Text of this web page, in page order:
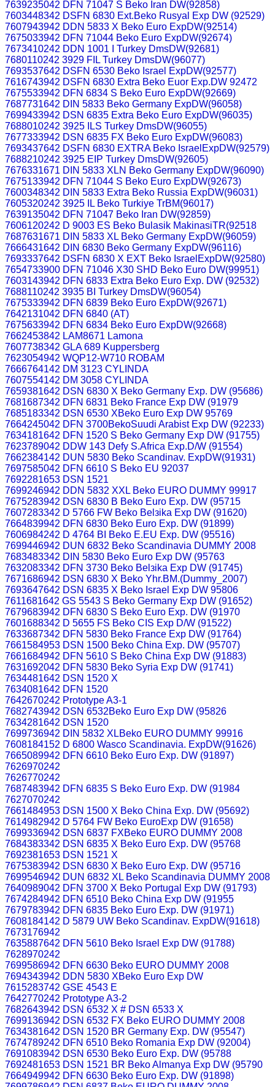
7639235042 DFN 71047 S Beko Iran DW(92858)
7603448342 DSFN 6830 Ext.Beko Rusyal Exp DW (92529)
7607943942 DDN 5833 X Beko Euro ExpDW(92514)
7675033942 DFN 71044 Beko Euro ExpDW(92674)
7673410242 DDN 1001 I Turkey DmsDW(92681)
7680110242 3929 FIL Turkey DmsDW(96077)
7693537642 DSFN 6530 Beko Israel ExpDW(92577)
7616743942 DSFN 6830 Extra Beko Euor Exp.DW 92472
7675533942 DFN 6834 S Beko Euro ExpDW(92669)
7687731642 DIN 5833 Beko Germany ExpDW(96058)
7699433942 DSN 6835 Extra Beko Euro ExpDW(96035)
7688010242 3925 ILS Turkey DmsDW(96055)
7677333942 DSN 6835 FX Beko Euro ExpDW(96083)
7693437642 DSFN 6830 EXTRA Beko IsraelExpDW(92579)
7688210242 3925 EIP Turkey DmsDW(92605)
7676331671 DIN 5833 XLN Beko Germany ExpDW(96090)
7675133942 DFN 71044 S Beko Euro ExpDW(92673)
7600348342 DIN 5833 Extra Beko Russia ExpDW(96031)
7605320242 3925 IL Beko Turkiye TrBM(96017)
7639135042 DFN 71047 Beko Iran DW(92859)
7606120242 D 9003 ES Beko Bulasik MakinasiTR(92518
7687631671 DIN 5833 XL Beko Germany ExpDW(96059)
7666431642 DIN 6830 Beko Germany ExpDW(96116)
7693337642 DSFN 6830 X EXT Beko IsraelExpDW(92580)
7654733900 DFN 71046 X30 SHD Beko Euro DW(99951)
7603143942 DFN 6833 Extra Beko Euro Exp. DW (92532)
7688110242 3935 BI Turkey DmsDW(96054)
7675333942 DFN 6839 Beko Euro ExpDW(92671)
7642131042 DFN 6840 (AT)
7675633942 DFN 6834 Beko Euro ExpDW(92668)
7662453842 LAM8671 Lamona
7607738342 GLA 689 Kuppersberg
7623054942 WQP12-W710 ROBAM
7666764142 DM 3123 CYLINDA
7607554142 DM 3058 CYLINDA
7659381642 DSN 6830 X Beko Germany Exp. DW (95686)
7681687342 DFN 6831 Beko France Exp DW (91979
7685183342 DSN 6530 XBeko Euro Exp DW 95769
7664245042 DFN 3700BekoSuudi Arabist Exp DW (92233)
7634181642 DFN 1520 S Beko Germany Exp DW (91755)
7623789042 DDW 143 Defy S.Africa Exp.D/W (91554)
7662384142 DUN 5830 Beko Scandinav. ExpDW(91931)
7697585042 DFN 6610 S Beko EU 92037
7692281653 DSN 1521
7699246942 DDN 5832 XXL Beko EURO DUMMY 99917
7675283942 DSN 6830 B Beko Euro Exp. DW (95715
7607283342 D 5766 FW Beko Belзika Exp DW (91620)
7664839942 DFN 6830 Beko Euro Exp. DW (91899)
7606984242 D 4764 BI Beko E.EU Exp. DW (95516)
7699446942 DUN 6832 Beko Scandinavia DUMMY 2008
7683483342 DIN 5830 Beko Euro Exp DW (95763
7632083342 DFN 3730 Beko Belзika Exp DW (91745)
7671686942 DSN 6830 X Beko Yhr.BM.(Dummy_2007)
7693647642 DSN 6835 X Beko Israel Exp DW 95806
7611681642 GS 5543 S Beko Germany Exp DW (91652)
7679683942 DFN 6830 S Beko Euro Exp. DW (91970
7601688342 D 5655 FS Beko CIS Exp D/W (91522)
7633687342 DFN 5830 Beko France Exp DW (91764)
7661584953 DSN 1500 Beko China Exp. DW (95707)
7661684942 DFN 5610 S Beko China Exp DW (91883)
7631692042 DFN 5830 Beko Syria Exp DW (91741)
7634481642 DSN 1520 X
7634081642 DFN 1520
7642670242 Prototype A3-1
7682743942 DSN 6532Beko Euro Exp DW (95826
7634281642 DSN 1520
7699736942 DIN 5832 XLBeko EURO DUMMY 99916
7608184152 D 6800 Wasco Scandinavia. ExpDW(91626)
7665089942 DFN 6610 Beko Euro Exp. DW (91897)
7626970242
7626770242
7687483942 DFN 6835 S Beko Euro Exp. DW (91984
7627070242
7661484953 DSN 1500 X Beko China Exp. DW (95692)
7614982942 D 5764 FW Beko EuroExp DW (91658)
7699336942 DSN 6837 FXBeko EURO DUMMY 2008
7684383342 DSN 6835 X Beko Euro Exp. DW (95768
7692381653 DSN 1521 X
7675383942 DSN 6830 X Beko Euro Exp. DW (95716
7699546942 DUN 6832 XL Beko Scandinavia DUMMY 2008
7640989042 DFN 3700 X Beko Portugal Exp DW (91793)
7674284942 DFN 6510 Beko China Exp DW (91955
7679783942 DFN 6835 Beko Euro Exp. DW (91971)
7608184142 D 5879 UW Beko Scandinav. ExpDW(91618)
7673176942
7635887642 DFN 5610 Beko Israel Exp DW (91788)
7628970242
7699586942 DFN 6630 Beko EURO DUMMY 2008
7694343942 DDN 5830 XBeko Euro Exp DW
7615283742 GSE 4543 E
7642770242 Prototype A3-2
7682643942 DSN 6532 X # DSN 6533 X
7699136942 DSN 6532 FX Beko EURO DUMMY 2008
7634381642 DSN 1520 BR Germany Exp. DW (95547)
7674789242 DFN 6510 Beko Romania Exp DW (92004)
7691083942 DSN 6530 Beko Euro Exp. DW (95788
7692481653 DSN 1521 BR Beko Almanya Exp DW (95790
7664949942 DFN 6630 Beko Euro Exp. DW (91898)